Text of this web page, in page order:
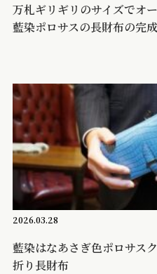
万札ギリギリのサイズでオ
藍染ポロサスの長財布の完成
2026.03.28
藍染はなあさぎ色ポロサス
折り長財布